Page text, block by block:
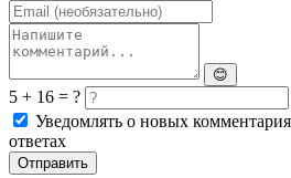
😊
5 + 16 = ?
Уведомлять о новых
ответах
Отправить